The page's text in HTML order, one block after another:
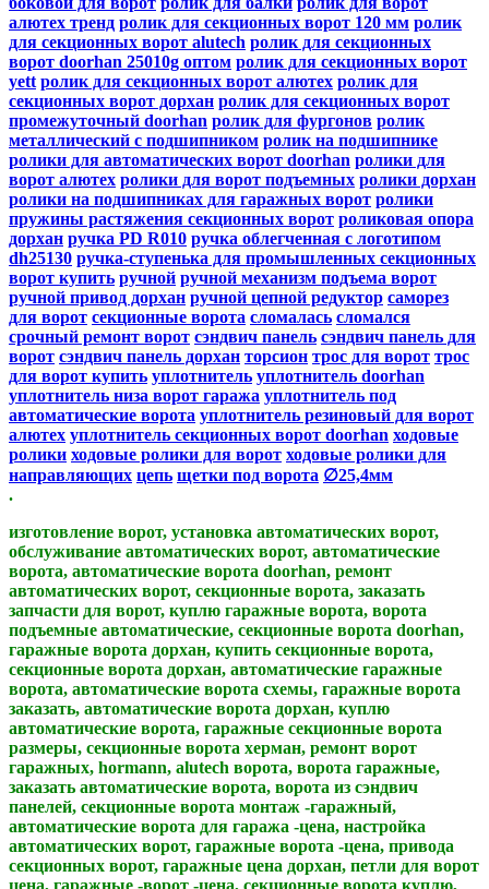
алютех тренд ролик для секционных ворот 120 мм ролик
для секционных ворот alutech ролик для секционных
ворот doorhan 25010g оптом ролик для секционных ворот
yett ролик для секционных ворот алютех ролик для
секционных ворот дорхан ролик для секционных ворот
промежуточный doorhan ролик для фургонов ролик
металлический с подшипником ролик на подшипнике
ролики для автоматических ворот doorhan ролики для
ворот алютех ролики для ворот подъемных ролики дорхан
ролики на подшипниках для гаражных ворот ролики
пружины растяжения секционных ворот роликовая опора
дорхан ручка PD R010 ручка облегченная с логотипом
dh25130 ручка-ступенька для промышленных секционных
ворот купить ручной ручной механизм подъема ворот
ручной привод дорхан ручной цепной редуктор саморез
для ворот секционные ворота сломалась сломался
срочный ремонт ворот сэндвич панель сэндвич панель для
ворот сэндвич панель дорхан торсион трос для ворот трос
для ворот купить уплотнитель уплотнитель doorhan
уплотнитель низа ворот гаража уплотнитель под
автоматические ворота уплотнитель резиновый для ворот
алютех уплотнитель секционных ворот doorhan ходовые
ролики ходовые ролики для ворот ходовые ролики для
направляющих цепь щетки под ворота ∅25,4мм​​
.
изготовление ворот, установка автоматических ворот,
обслуживание автоматических ворот, автоматические
ворота, автоматические ворота doorhan, ремонт
автоматических ворот, секционные ворота, заказать
запчасти для ворот, куплю гаражные ворота, ворота
подъемные автоматические, секционные ворота doorhan,
гаражные ворота дорхан, купить секционные ворота,
секционные ворота дорхан, автоматические гаражные
ворота, автоматические ворота схемы, гаражные ворота
заказать, автоматические ворота дорхан, куплю
автоматические ворота, гаражные секционные ворота
размеры, секционные ворота херман, ремонт ворот
гаражных, hormann, alutech ворота, ворота гаражные,
заказать автоматические ворота, ворота из сэндвич
панелей, секционные ворота монтаж -гаражный,
автоматические ворота для гаража -цена, настройка
автоматических ворот, гаражные ворота -цена, привода
секционных ворот, гаражные цена дорхан, петли для ворот
цена, гаражные -ворот -цена, секционные ворота куплю,